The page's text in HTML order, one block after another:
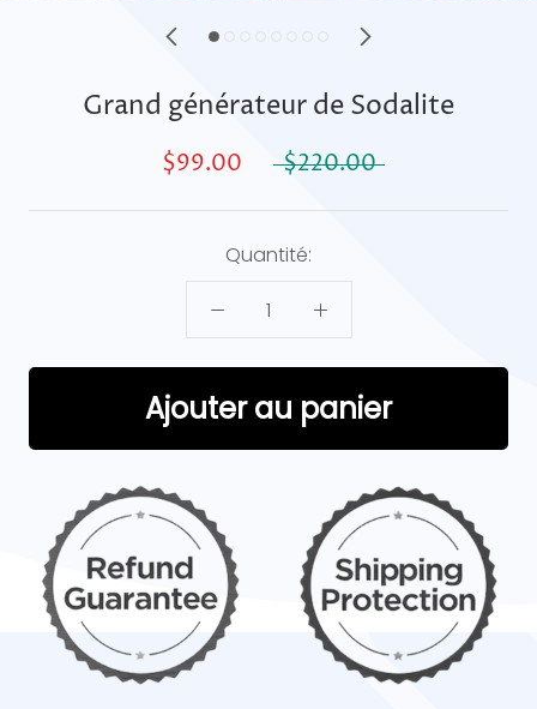
Grand générateur de Sodalite
$99.00 $220.00
Quantité:
Ajouter au panier